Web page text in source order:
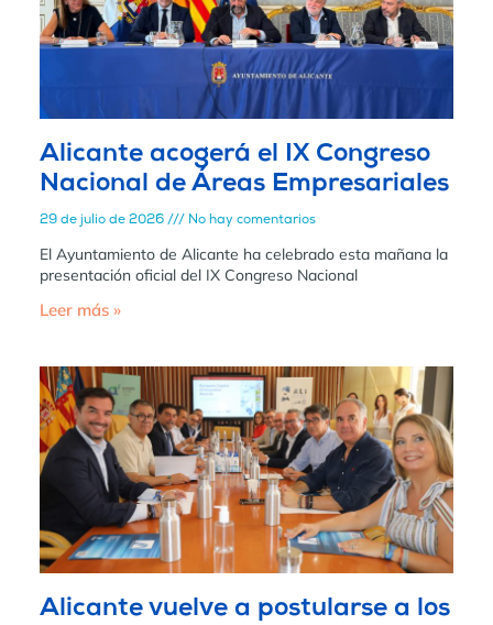
Alicante acogerá el IX Congreso
Nacional de Áreas Empresariales
29 de julio de 2026 No hay comentarios
El Ayuntamiento de Alicante ha celebrado esta mañana la
presentación oficial del IX Congreso Nacional
Leer más »
Alicante vuelve a postularse a los